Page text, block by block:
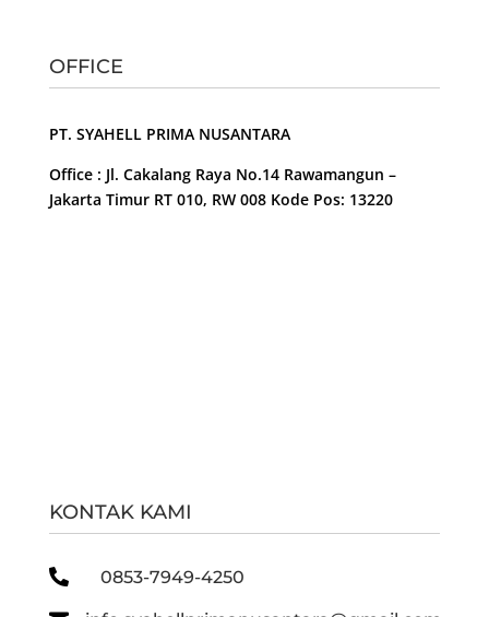
OFFICE
PT. SYAHELL PRIMA NUSANTARA
Office : Jl. Cakalang Raya No.14 Rawamangun –
Jakarta Timur RT 010, RW 008 Kode Pos: 13220
KONTAK KAMI
 0853-7949-4250